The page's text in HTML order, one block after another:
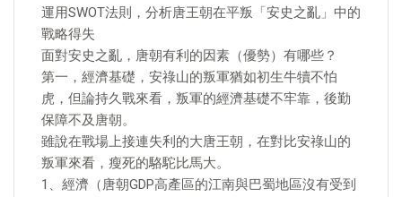
運用SWOT法則，分析唐王朝在平叛「安史之亂」中的
戰略得失
面對安史之亂，唐朝有利的因素（優勢）有哪些？
第一，經濟基礎，安祿山的叛軍猶如初生牛犢不怕
虎，但論持久戰來看，叛軍的經濟基礎不牢靠，後勤
保障不及唐朝。
雖說在戰場上接連失利的大唐王朝，在對比安祿山的
叛軍來看，瘦死的駱駝比馬大。
1、經濟（唐朝GDP高產區的江南與巴蜀地區沒有受到